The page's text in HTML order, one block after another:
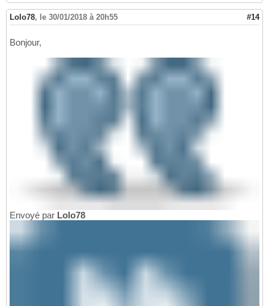
Lolo78, le 30/01/2018 à 20h55 #14
Bonjour,
Envoyé par Lolo78